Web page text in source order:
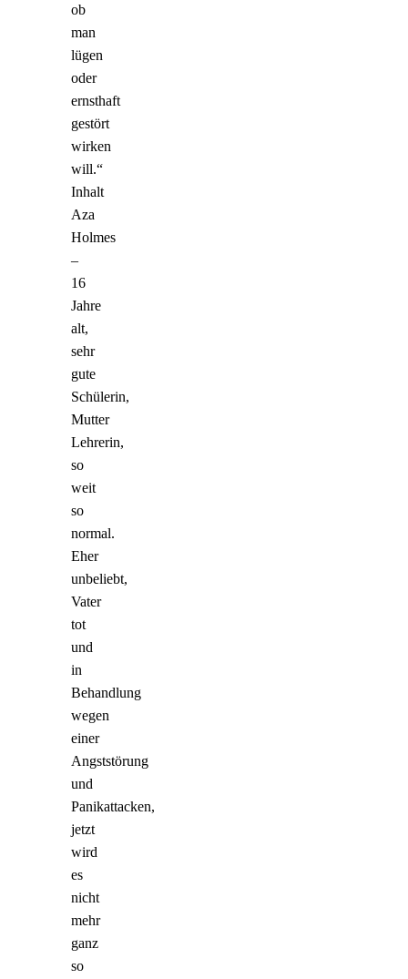
ob
man
lügen
oder
ernsthaft
gestört
wirken
will.“
Inhalt
Aza
Holmes
–
16
Jahre
alt,
sehr
gute
Schülerin,
Mutter
Lehrerin,
so
weit
so
normal.
Eher
unbeliebt,
Vater
tot
und
in
Behandlung
wegen
einer
Angststörung
und
Panikattacken,
jetzt
wird
es
nicht
mehr
ganz
so